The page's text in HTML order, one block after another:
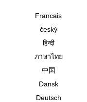
Francais
český
हिन्दी
ภาษาไทย
中国
Dansk
Deutsch